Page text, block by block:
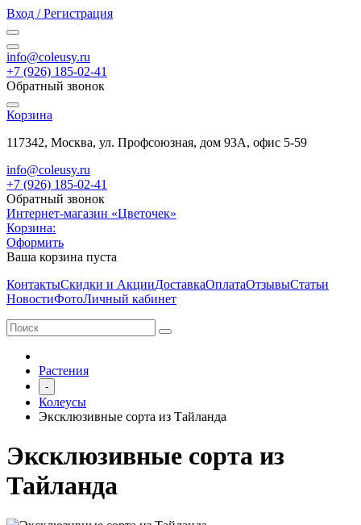
Вход / Регистрация
info@coleusy.ru
+7 (926) 185-02-41
Обратный звонок
Корзина
117342, Москва, ул. Профсоюзная, дом 93А, офис 5-59
info@coleusy.ru
+7 (926) 185-02-41
Обратный звонок
Интернет-магазин «Цветочек»
Корзина:
Оформить
Ваша корзина пуста
КонтактыСкидки и АкцииДоставкаОплатаОтзывыСтатьи
НовостиФотоЛичный кабинет
Растения
-
Колеусы
Эксклюзивные сорта из Тайланда
Эксклюзивные сорта из
Тайланда